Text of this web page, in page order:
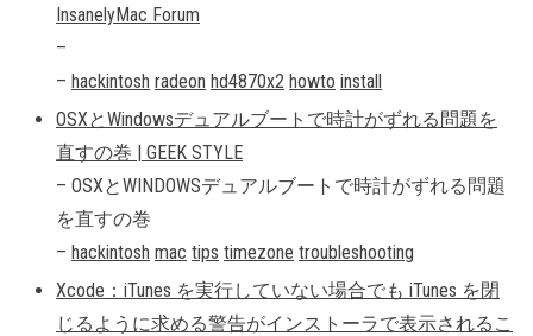
InsanelyMac Forum
–
– hackintosh radeon hd4870x2 howto install
OSXとWindowsデュアルブートで時計がずれる問題を
直すの巻 | GEEK STYLE
– OSXとWINDOWSデュアルブートで時計がずれる問題
を直すの巻
– hackintosh mac tips timezone troubleshooting
Xcode：iTunes を実行していない場合でも iTunes を閉
じるように求める警告がインストーラで表示されるこ